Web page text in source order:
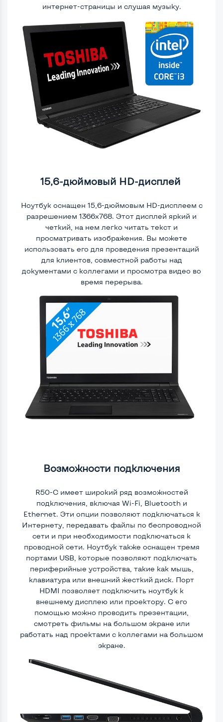
интернет-страницы и слушая музыку.
15,6-дюймовый HD-дисплей
Ноутбук оснащен 15,6-дюймовым HD-дисплеем с
разрешением 1366x768. Этот дисплей яркий и
четкий, на нем легко читать текст и
просматривать изображения. Вы можете
использовать его для проведения презентаций
для клиентов, совместной работы над
документами с коллегами и просмотра видео во
время перерыва.
Возможности подключения
R50-C имеет широкий ряд возможностей
подключения, включая Wi-Fi, Bluetooth и
Ethernet. Эти опции позволяют подключаться к
Интернету, передавать файлы по беспроводной
сети и при необходимости подключаться к
проводной сети. Ноутбук также оснащен тремя
портами USB, которые позволяют подключать
периферийные устройства, такие как мышь,
клавиатура или внешний жесткий диск. Порт
HDMI позволяет подключить ноутбук к
внешнему дисплею или проектору. С его
помощью можно проводить презентации,
смотреть фильмы на большом экране или
работать над проектами с коллегами на большом
экране.